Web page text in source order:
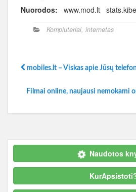
Nuorodos: www.mod.lt
Kompiuteriai, internetas
mobiles.lt – Viskas apie Jūsų
Filmai online, naujausi nemokami
Naudotos